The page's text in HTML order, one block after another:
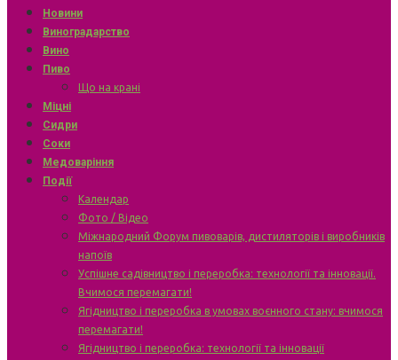
Новини
Виноградарство
Вино
Пиво
Що на крані
Міцні
Сидри
Соки
Медоваріння
Події
Календар
Фото / Відео
Міжнародний Форум пивоварів, дистиляторів і виробників
напоїв
Успішне садівництво і переробка: технології та інновації.
Вчимося перемагати!
Ягідництво і переробка в умовах воєнного стану: вчимося
перемагати!
Ягідництво і переробка: технології та інновації